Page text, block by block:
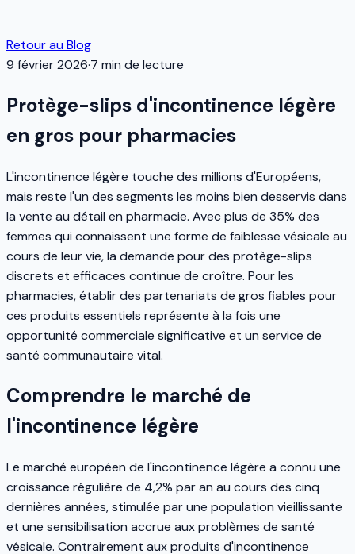
Retour au Blog
9 février 2026·7 min de lecture
Protège-slips d'incontinence légère
en gros pour pharmacies
L'incontinence légère touche des millions d'Européens,
mais reste l'un des segments les moins bien desservis dans
la vente au détail en pharmacie. Avec plus de 35% des
femmes qui connaissent une forme de faiblesse vésicale au
cours de leur vie, la demande pour des protège-slips
discrets et efficaces continue de croître. Pour les
pharmacies, établir des partenariats de gros fiables pour
ces produits essentiels représente à la fois une
opportunité commerciale significative et un service de
santé communautaire vital.
Comprendre le marché de
l'incontinence légère
Le marché européen de l'incontinence légère a connu une
croissance régulière de 4,2% par an au cours des cinq
dernières années, stimulée par une population vieillissante
et une sensibilisation accrue aux problèmes de santé
vésicale. Contrairement aux produits d'incontinence